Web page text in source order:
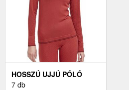
HOSSZÚ UJJÚ PÓLÓ
CRAFT CRAFT ADV
7 db